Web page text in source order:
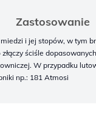
Zastosowanie
i jej stopów, w tym
ściśle
W przypadku
np.: 181 Atmosi